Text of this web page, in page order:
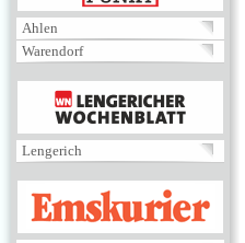
Ahlen
Warendorf
MENÜ
Lengerich
EMSKURIER